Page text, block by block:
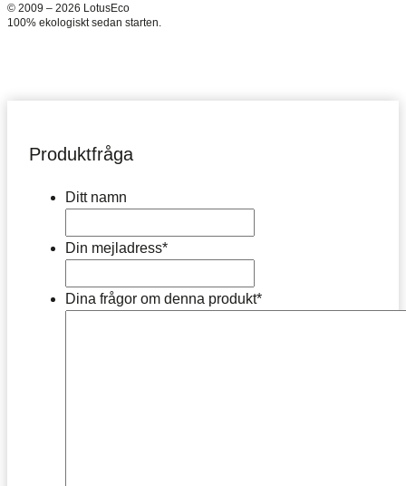
© 2009 – 2026 LotusEco
100% ekologiskt sedan starten.
Produktfråga
Ditt namn
Din mejladress*
Dina frågor om denna produkt*